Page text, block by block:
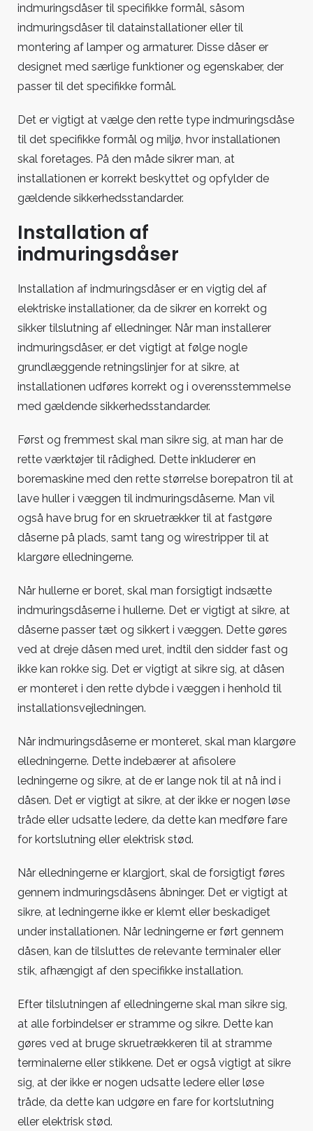
indmuringsdåser til specifikke formål, såsom
indmuringsdåser til datainstallationer eller til
montering af lamper og armaturer. Disse dåser er
designet med særlige funktioner og egenskaber, der
passer til det specifikke formål.
Det er vigtigt at vælge den rette type indmuringsdåse
til det specifikke formål og miljø, hvor installationen
skal foretages. På den måde sikrer man, at
installationen er korrekt beskyttet og opfylder de
gældende sikkerhedsstandarder.
Installation af
indmuringsdåser
Installation af indmuringsdåser er en vigtig del af
elektriske installationer, da de sikrer en korrekt og
sikker tilslutning af elledninger. Når man installerer
indmuringsdåser, er det vigtigt at følge nogle
grundlæggende retningslinjer for at sikre, at
installationen udføres korrekt og i overensstemmelse
med gældende sikkerhedsstandarder.
Først og fremmest skal man sikre sig, at man har de
rette værktøjer til rådighed. Dette inkluderer en
boremaskine med den rette størrelse borepatron til at
lave huller i væggen til indmuringsdåserne. Man vil
også have brug for en skruetrækker til at fastgøre
dåserne på plads, samt tang og wirestripper til at
klargøre elledningerne.
Når hullerne er boret, skal man forsigtigt indsætte
indmuringsdåserne i hullerne. Det er vigtigt at sikre, at
dåserne passer tæt og sikkert i væggen. Dette gøres
ved at dreje dåsen med uret, indtil den sidder fast og
ikke kan rokke sig. Det er vigtigt at sikre sig, at dåsen
er monteret i den rette dybde i væggen i henhold til
installationsvejledningen.
Når indmuringsdåserne er monteret, skal man klargøre
elledningerne. Dette indebærer at afisolere
ledningerne og sikre, at de er lange nok til at nå ind i
dåsen. Det er vigtigt at sikre, at der ikke er nogen løse
tråde eller udsatte ledere, da dette kan medføre fare
for kortslutning eller elektrisk stød.
Når elledningerne er klargjort, skal de forsigtigt føres
gennem indmuringsdåsens åbninger. Det er vigtigt at
sikre, at ledningerne ikke er klemt eller beskadiget
under installationen. Når ledningerne er ført gennem
dåsen, kan de tilsluttes de relevante terminaler eller
stik, afhængigt af den specifikke installation.
Efter tilslutningen af elledningerne skal man sikre sig,
at alle forbindelser er stramme og sikre. Dette kan
gøres ved at bruge skruetrækkeren til at stramme
terminalerne eller stikkene. Det er også vigtigt at sikre
sig, at der ikke er nogen udsatte ledere eller løse
tråde, da dette kan udgøre en fare for kortslutning
eller elektrisk stød.